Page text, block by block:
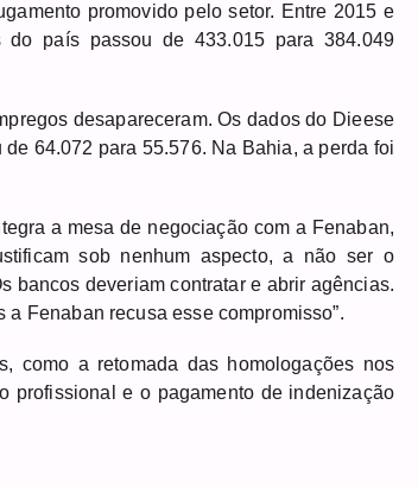
promovido pelo setor. Entre 2015 e
país passou de 433.015 para 384.049
desapareceram. Os dados do Dieese
64.072 para 55.576. Na Bahia, a perda foi
a mesa de negociação com a Fenaban,
sob nenhum aspecto, a não ser o
bancos deveriam contratar e abrir agências.
Fenaban recusa esse compromisso”.
como a retomada das homologações nos
profissional e o pagamento de indenização